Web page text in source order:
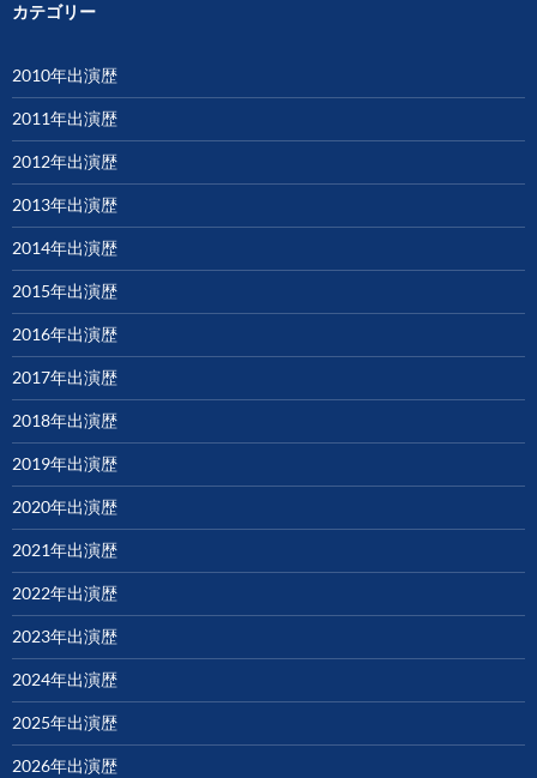
カテゴリー
2010年出演歴
2011年出演歴
2012年出演歴
2013年出演歴
2014年出演歴
2015年出演歴
2016年出演歴
2017年出演歴
2018年出演歴
2019年出演歴
2020年出演歴
2021年出演歴
2022年出演歴
2023年出演歴
2024年出演歴
2025年出演歴
2026年出演歴